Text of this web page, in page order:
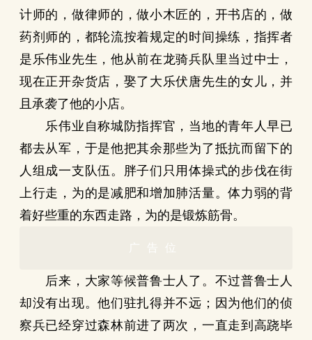
计师的，做律师的，做小木匠的，开书店的，做
药剂师的，都轮流按着规定的时间操练，指挥者
是乐伟业先生，他从前在龙骑兵队里当过中士，
现在正开杂货店，娶了大乐伏唐先生的女儿，并
且承袭了他的小店。
乐伟业自称城防指挥官，当地的青年人早已
都去从军，于是他把其余那些为了抵抗而留下的
人组成一支队伍。胖子们只用体操式的步伐在街
上行走，为的是减肥和增加肺活量。体力弱的背
着好些重的东西走路，为的是锻炼筋骨。
广告位
后来，大家等候普鲁士人了。不过普鲁士人
却没有出现。他们驻扎得并不远；因为他们的侦
察兵已经穿过森林前进了两次，一直走到高跷毕